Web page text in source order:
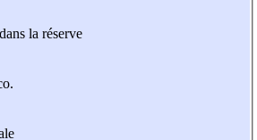
la réserve